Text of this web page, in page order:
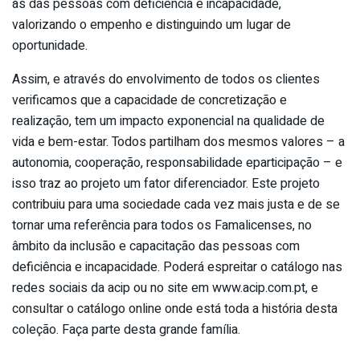
às das pessoas com deficiência e incapacidade,
valorizando o empenho e distinguindo um lugar de
oportunidade.
Assim, e através do envolvimento de todos os clientes
verificamos que a capacidade de concretização e
realização, tem um impacto exponencial na qualidade de
vida e bem-estar. Todos partilham dos mesmos valores – a
autonomia, cooperação, responsabilidade eparticipação – e
isso traz ao projeto um fator diferenciador. Este projeto
contribuiu para uma sociedade cada vez mais justa e de se
tornar uma referência para todos os Famalicenses, no
âmbito da inclusão e capacitação das pessoas com
deficiência e incapacidade. Poderá espreitar o catálogo nas
redes sociais da acip ou no site em www.acip.com.pt, e
consultar o catálogo online onde está toda a história desta
coleção. Faça parte desta grande família.